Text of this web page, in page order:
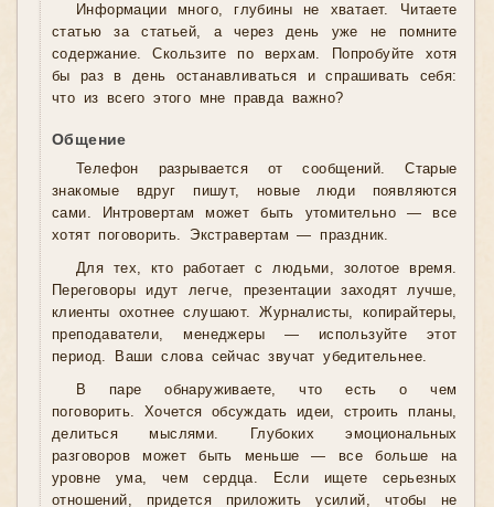
Информации много, глубины не хватает. Читаете
статью за статьей, а через день уже не помните
содержание. Скользите по верхам. Попробуйте хотя
бы раз в день останавливаться и спрашивать себя:
что из всего этого мне правда важно?
Общение
Телефон разрывается от сообщений. Старые
знакомые вдруг пишут, новые люди появляются
сами. Интровертам может быть утомительно — все
хотят поговорить. Экстравертам — праздник.
Для тех, кто работает с людьми, золотое время.
Переговоры идут легче, презентации заходят лучше,
клиенты охотнее слушают. Журналисты, копирайтеры,
преподаватели, менеджеры — используйте этот
период. Ваши слова сейчас звучат убедительнее.
В паре обнаруживаете, что есть о чем
поговорить. Хочется обсуждать идеи, строить планы,
делиться мыслями. Глубоких эмоциональных
разговоров может быть меньше — все больше на
уровне ума, чем сердца. Если ищете серьезных
отношений, придется приложить усилий, чтобы не